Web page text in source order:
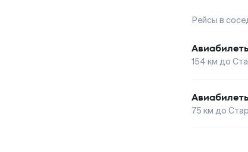
Рейсы в
154 км до
75 км до